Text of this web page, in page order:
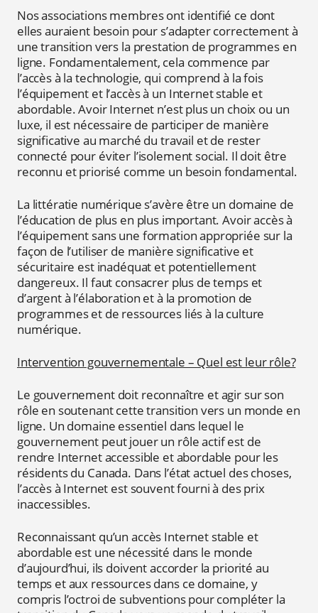
Nos associations membres ont identifié ce dont
elles auraient besoin pour s’adapter correctement à
une transition vers la prestation de programmes en
ligne. Fondamentalement, cela commence par
l’accès à la technologie, qui comprend à la fois
l’équipement et l’accès à un Internet stable et
abordable. Avoir Internet n’est plus un choix ou un
luxe, il est nécessaire de participer de manière
significative au marché du travail et de rester
connecté pour éviter l’isolement social. Il doit être
reconnu et priorisé comme un besoin fondamental.
La littératie numérique s’avère être un domaine de
l’éducation de plus en plus important. Avoir accès à
l’équipement sans une formation appropriée sur la
façon de l’utiliser de manière significative et
sécuritaire est inadéquat et potentiellement
dangereux. Il faut consacrer plus de temps et
d’argent à l’élaboration et à la promotion de
programmes et de ressources liés à la culture
numérique.
Intervention gouvernementale – Quel est leur rôle?
Le gouvernement doit reconnaître et agir sur son
rôle en soutenant cette transition vers un monde en
ligne. Un domaine essentiel dans lequel le
gouvernement peut jouer un rôle actif est de
rendre Internet accessible et abordable pour les
résidents du Canada. Dans l’état actuel des choses,
l’accès à Internet est souvent fourni à des prix
inaccessibles.
Reconnaissant qu’un accès Internet stable et
abordable est une nécessité dans le monde
d’aujourd’hui, ils doivent accorder la priorité au
temps et aux ressources dans ce domaine, y
compris l’octroi de subventions pour compléter la